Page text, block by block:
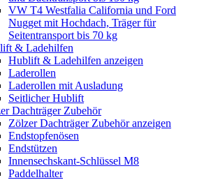
VW T4 Westfalia California und Ford
Nugget mit Hochdach, Träger für
Seitentransport bis 70 kg
& Ladehilfen
Hublift & Ladehilfen anzeigen
Laderollen
Laderollen mit Ausladung
Seitlicher Hublift
Dachträger Zubehör
Zölzer Dachträger Zubehör anzeigen
Endstopfenösen
Endstützen
Innensechskant-Schlüssel M8
Paddelhalter